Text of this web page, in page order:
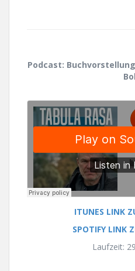
Podcast:
ITUNES LINK
SPOTIFY LINK
Laufzeit: